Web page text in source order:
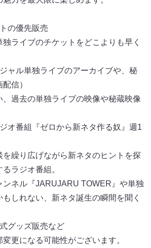
の優先販売
ライブのチケットをどこよりも早く
ャル単独ライブのアーカイブや、秘
信）
、過去の単独ライブの映像や秘蔵映像
オ番組『ゼロから新ネタ作る奴』週1
を繰り広げながら新ネタのヒントを探
ラジオ番組。
ンネル『JARUJARU TOWER』や単独
しれない、新ネタ誕生の瞬間を聞く
グッズ販売など
更になる可能性がございます。